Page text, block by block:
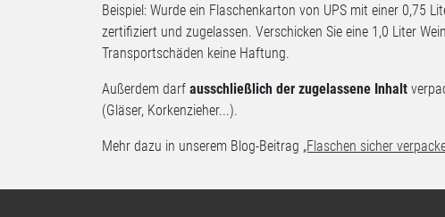
Beispiel: Wurde ein Flaschenkarton von UPS mit einer 0,75
zertifiziert und zugelassen. Verschicken Sie eine 1,0 Liter
Transportschäden keine Haftung.
Außerdem darf ausschließlich der zugelassene Inhalt
(Gläser, Korkenzieher...).
Mehr dazu in unserem Blog-Beitrag „Flaschen sicher